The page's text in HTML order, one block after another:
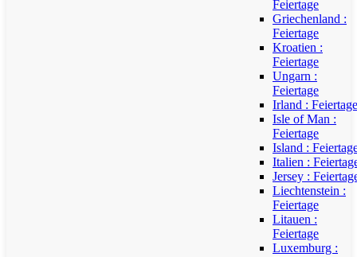
Feiertage
Griechenland :
Feiertage
Kroatien :
Feiertage
Ungarn :
Feiertage
Irland : Feiertage
Isle of Man :
Feiertage
Island :
Italien :
Jersey :
Liechtenstein :
Feiertage
Litauen :
Feiertage
Luxemburg :